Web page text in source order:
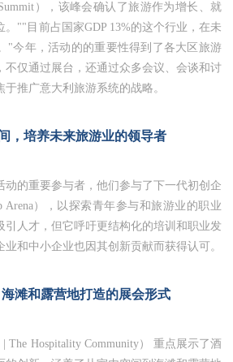
），该峰会确认了旅游作为增长、就
。""目前占国家GDP 13%的这个行业，在未
"今年，活动的的重要性得到了各大区旅游
不仅通过展台，还通过众多会议、会谈和讨
推广意大利旅游系统的战略。
，培养未来旅游业的领导者
动的重要参与者，他们参与了下一代初创企
Arena），以探索青年参与和旅游业的职业
引人才，但它呼吁更结构化的培训和职业发
和中小企业也因其创新贡献而获得认可。
滩和露营地打造的展会形式
The Hospitality Community） 重点展示了酒